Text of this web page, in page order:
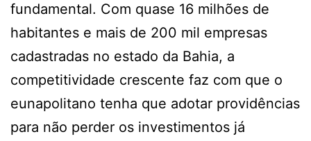
fundamental. Com quase 16 milhões de
habitantes e mais de 200 mil empresas
cadastradas no estado da Bahia, a
competitividade crescente faz com que o
eunapolitano tenha que adotar providências
para não perder os investimentos já